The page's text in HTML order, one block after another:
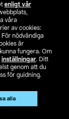
enligt vår
våra
av cookies:
nödvändiga
är
fungera. Om
inställningar. Ditt
genom att du
för guidning.
allaFör företag